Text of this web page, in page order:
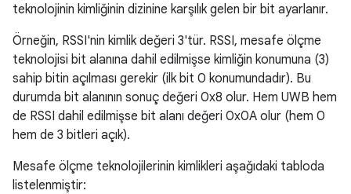
teknolojinin kimliğinin dizinine karşılık gelen bir bit ayarlanır.
Örneğin, RSSI'nin kimlik değeri 3'tür. RSSI, mesafe ölçme
teknolojisi bit alanına dahil edilmişse kimliğin konumuna (3)
sahip bitin açılması gerekir (ilk bit 0 konumundadır). Bu
durumda bit alanının sonuç değeri 0x8 olur. Hem UWB hem
de RSSI dahil edilmişse bit alanı değeri 0x0A olur (hem 0
hem de 3 bitleri açık).
Mesafe ölçme teknolojilerinin kimlikleri aşağıdaki tabloda
listelenmiştir: